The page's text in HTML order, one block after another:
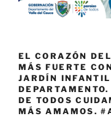
EL CORAZÓN
MÁS FUERTE
JARDÍN
DE TODOS
MÁS AMAMOS.